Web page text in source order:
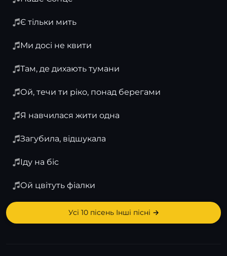
Є тільки мить
Ми досі не квити
Там, де дихають тумани
Ой, течи ти ріко, понад берегами
Я навчилася жити одна
Загубила, відшукала
Іду на біс
Ой цвітуть фіалки
Усі 10 пісень Інші пісні →